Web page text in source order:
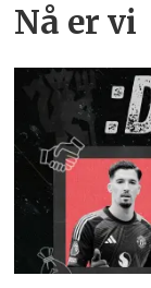
Nå er vi